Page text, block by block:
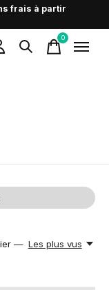
frais à partir
0items
— Les plus vus